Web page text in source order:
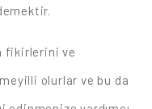
fikirlerini ve
olurlar ve bu da